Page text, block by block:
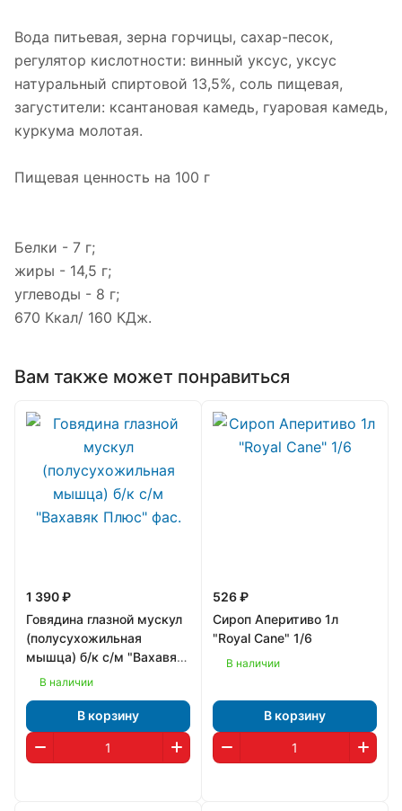
Вода питьевая, зерна горчицы, сахар-песок,
регулятор кислотности: винный уксус, уксус
натуральный спиртовой 13,5%, соль пищевая,
загустители: ксантановая камедь, гуаровая камедь,
куркума молотая.
Пищевая ценность на 100 г
Белки - 7 г;
жиры - 14,5 г;
углеводы - 8 г;
670 Ккал/ 160 КДж.
Вам также может понравиться
1 390 ₽
Говядина глазной мускул
(полусухожильная
мышца) б/к с/м "Вахавяк
Плюс" фас.
В наличии
В корзину
526 ₽
Сироп Аперитиво 1л
"Royal Cane" 1/6
В наличии
В корзину